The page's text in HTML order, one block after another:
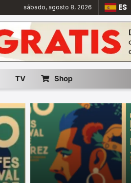
sábado, agosto 8, 2026 ES
TV Shop